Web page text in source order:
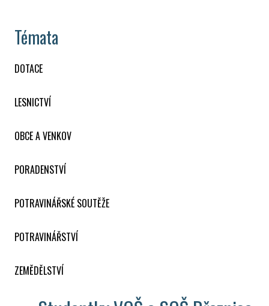
Témata
DOTACE
LESNICTVÍ
OBCE A VENKOV
PORADENSTVÍ
POTRAVINÁŘSKÉ SOUTĚŽE
POTRAVINÁŘSTVÍ
ZEMĚDĚLSTVÍ